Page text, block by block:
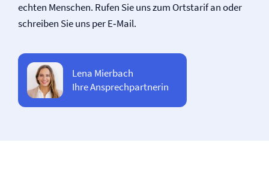
echten Menschen. Rufen Sie uns zum Ortstarif an oder
schreiben Sie uns per E‑Mail.
Lena Mierbach
Ihre Ansprechpartnerin